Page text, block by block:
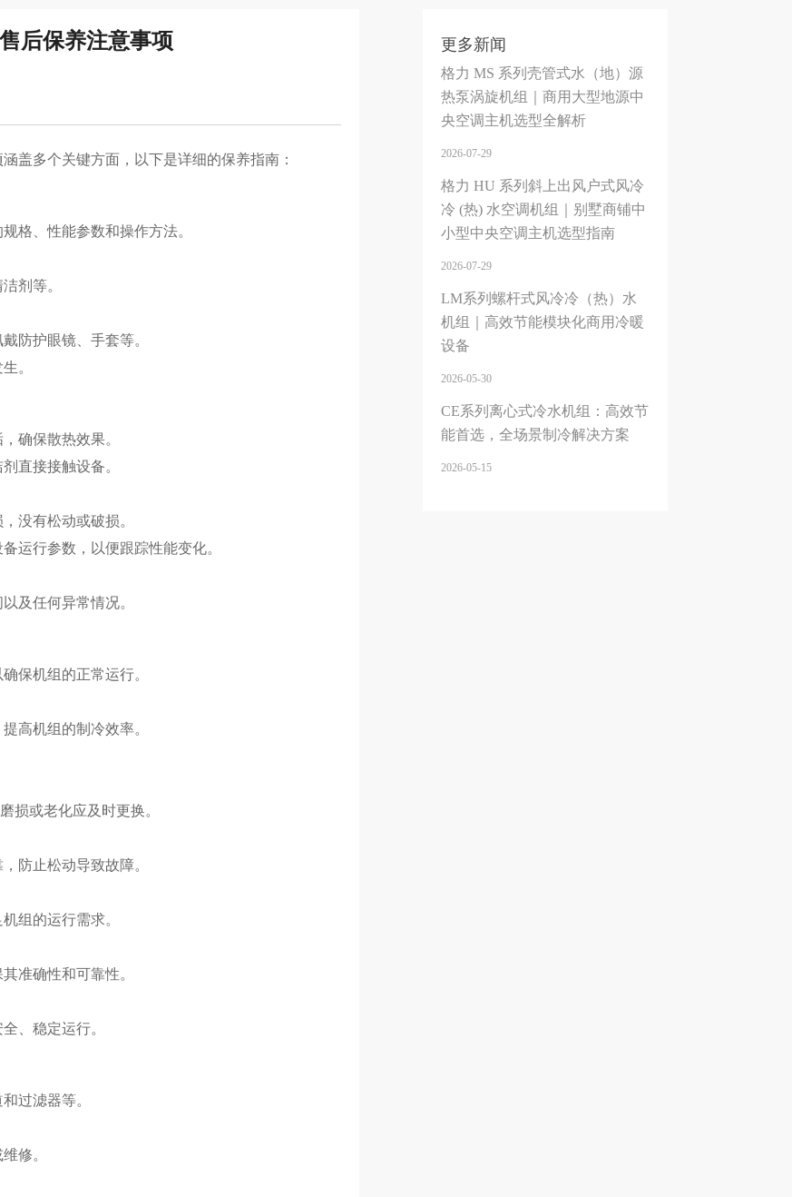
后保养注意事项
盖多个关键方面，以下是详细的保养指南：
格、性能参数和操作方法。
剂等。
防护眼镜、手套等。
。
确保散热效果。
直接接触设备。
没有松动或破损。
运行参数，以便跟踪性能变化。
及任何异常情况。
保机组的正常运行。
高机组的制冷效率。
损或老化应及时更换。
防止松动导致故障。
组的运行需求。
准确性和可靠性。
、稳定运行。
过滤器等。
修。
更多新闻
格力 MS 系列壳管式水（地）源
热泵涡旋机组｜商用大型地源中
央空调主机选型全解析
2026-07-29
格力 HU 系列斜上出风户式风冷
冷 (热) 水空调机组｜别墅商铺中
小型中央空调主机选型指南
2026-07-29
LM系列螺杆式风冷冷（热）水
机组｜高效节能模块化商用冷暖
设备
2026-05-30
CE系列离心式冷水机组：高效节
能首选，全场景制冷解决方案
2026-05-15